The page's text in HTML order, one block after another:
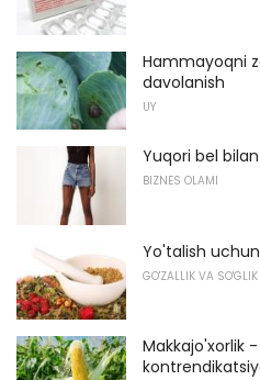
Hammayoqni
davolanish
UY
Yuqori bel
BIZNES OLAMI
Yo'talish
GO'ZALLIK VA SO'GLIK
Makkajo'xorlik